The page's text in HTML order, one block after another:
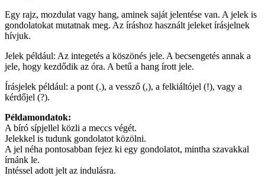
Egy rajz, mozdulat vagy hang, aminek saját jelentése van. A jelek is
gondolatokat mutatnak meg. Az íráshoz használt jeleket írásjelnek
hívjuk.
Jelek például: Az integetés a köszönés jele. A becsengetés annak a
jele, hogy kezdődik az óra. A betű a hang írott jele.
Írásjelek például: a pont (.), a vessző (,), a felkiáltójel (!), vagy a
kérdőjel (?).
Példamondatok:
A bíró sípjellel közli a meccs végét.
Jelekkel is tudunk gondolatot közölni.
A jel néha pontosabban fejez ki egy gondolatot, mintha szavakkal
írnánk le.
Intéssel adott jelt az indulásra.